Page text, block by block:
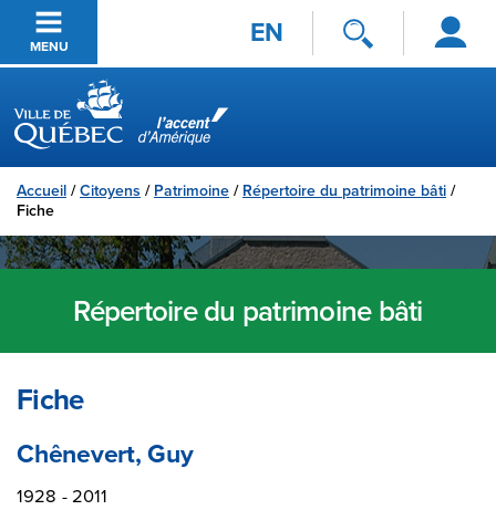
Passer au contenu principal
MENU EN
Se
connecter
Ville de Québec
Accueil /Citoyens / Patrimoine / Répertoire du patrimoine bâti /
Fiche
Répertoire du patrimoine bâti
Fiche
Chênevert, Guy
1928 - 2011